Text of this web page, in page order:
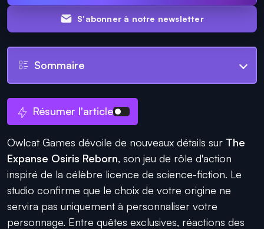
S'abonner à notre newsletter
Sommaire
Résumer l'article
Owlcat Games dévoile de nouveaux détails sur The
Expanse Osiris Reborn, son jeu de rôle d'action
inspiré de la célèbre licence de science-fiction. Le
studio confirme que le choix de votre origine ne
servira pas uniquement à personnaliser votre
personnage. Entre quêtes exclusives, réactions des